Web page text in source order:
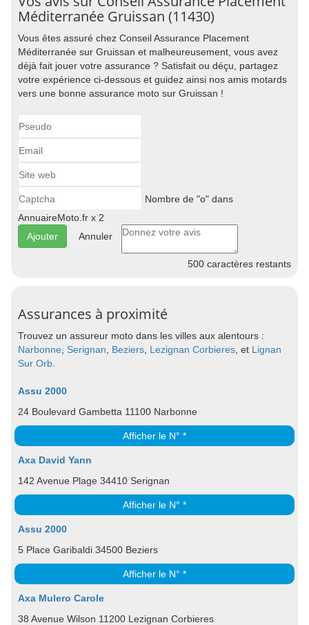
Méditerranée Gruissan (11430)
Vous êtes assuré chez Conseil Assurance Placement
Méditerranée sur Gruissan et malheureusement, vous avez
déjà fait jouer votre assurance ? Satisfait ou déçu, partagez
votre expérience ci-dessous et guidez ainsi nos amis motards
vers une bonne assurance moto sur Gruissan !
Nombre de "o" dans
AnnuaireMoto.fr x 2
Annuler
500 caractères restants
Assurances à proximité
Trouvez un assureur moto dans les villes aux alentours :
Narbonne
Serignan Beziers Lezignan Corbieres , et Lignan
Sur Orb
Assu 2000
24 Boulevard Gambetta 11100 Narbonne
Afficher le N° *
Axa David Yann
142 Avenue Plage 34410 Serignan
Afficher le N° *
Assu 2000
5 Place Garibaldi 34500 Beziers
Afficher le N° *
Axa Mulero Carole
38 Avenue Wilson 11200 Lezignan Corbieres